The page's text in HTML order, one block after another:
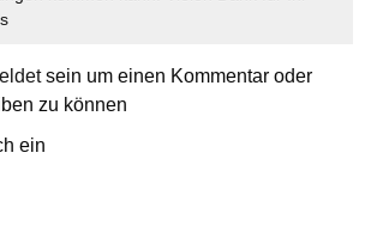
sein um einen Kommentar oder
zu können
ein